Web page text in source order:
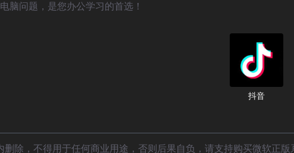
脑问题，是您办公学习的首选！
抖音
除，不得用于任何商业用途，否则后果自负，请支持购买微软正版